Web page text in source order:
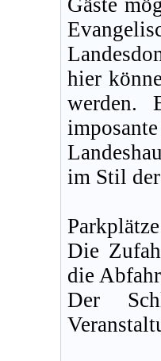
Gäste
hier
werden.
im Stil der
Die
die
Der